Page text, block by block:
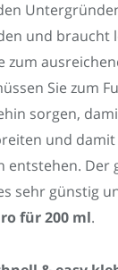
und braucht
zum
Sie zum
sorgen,
und
entstehen. Der
sehr günstig
für 200 ml.